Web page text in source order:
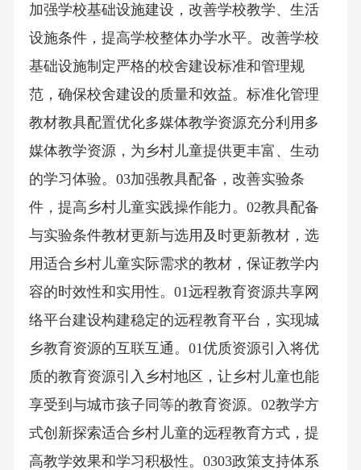
加强学校基础设施建设，改善学校教学、生活
设施条件，提高学校整体办学水平。改善学校
基础设施制定严格的校舍建设标准和管理规
范，确保校舍建设的质量和效益。标准化管理
教材教具配置优化多媒体教学资源充分利用多
媒体教学资源，为乡村儿童提供更丰富、生动
的学习体验。03加强教具配备，改善实验条
件，提高乡村儿童实践操作能力。02教具配备
与实验条件教材更新与选用及时更新教材，选
用适合乡村儿童实际需求的教材，保证教学内
容的时效性和实用性。01远程教育资源共享网
络平台建设构建稳定的远程教育平台，实现城
乡教育资源的互联互通。01优质资源引入将优
质的教育资源引入乡村地区，让乡村儿童也能
享受到与城市孩子同等的教育资源。02教学方
式创新探索适合乡村儿童的远程教育方式，提
高教学效果和学习积极性。0303政策支持体系